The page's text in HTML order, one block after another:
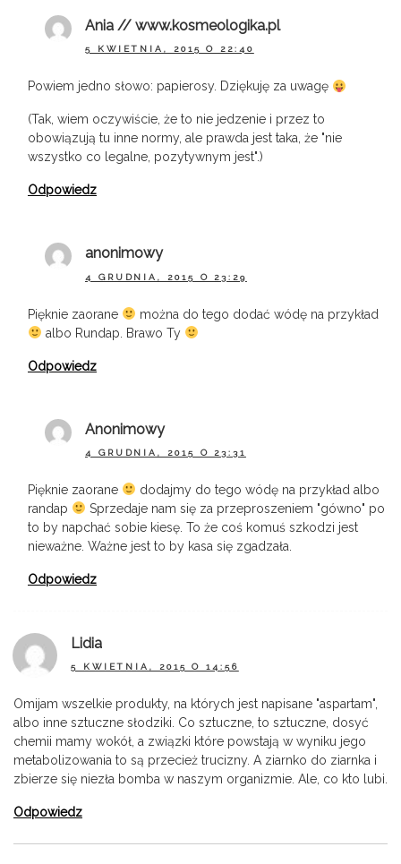
Ania // www.kosmeologika.pl
5 KWIETNIA, 2015 O 22:40
Powiem jedno słowo: papierosy. Dziękuję za uwagę
(Tak, wiem oczywiście, że to nie jedzenie i przez to
obowiązują tu inne normy, ale prawda jest taka, że "nie
wszystko co legalne, pozytywnym jest".)
Odpowiedz
anonimowy
4 GRUDNIA, 2015 O 23:29
Pięknie zaorane
można do tego dodać wódę na przykład
albo Rundap. Brawo Ty
Odpowiedz
Anonimowy
4 GRUDNIA, 2015 O 23:31
Pięknie zaorane
dodajmy do tego wódę na przykład albo
randap
Sprzedaje nam się za przeproszeniem "gówno" po
to by napchać sobie kiesę. To że coś komuś szkodzi jest
nieważne. Ważne jest to by kasa się zgadzała.
Odpowiedz
Lidia
5 KWIETNIA, 2015 O 14:56
Omijam wszelkie produkty, na których jest napisane "aspartam",
albo inne sztuczne słodziki. Co sztuczne, to sztuczne, dosyć
chemii mamy wokół, a związki które powstają w wyniku jego
metabolizowania to są przecież trucizny. A ziarnko do ziarnka i
zbierze się niezła bomba w naszym organizmie. Ale, co kto lubi.
Odpowiedz